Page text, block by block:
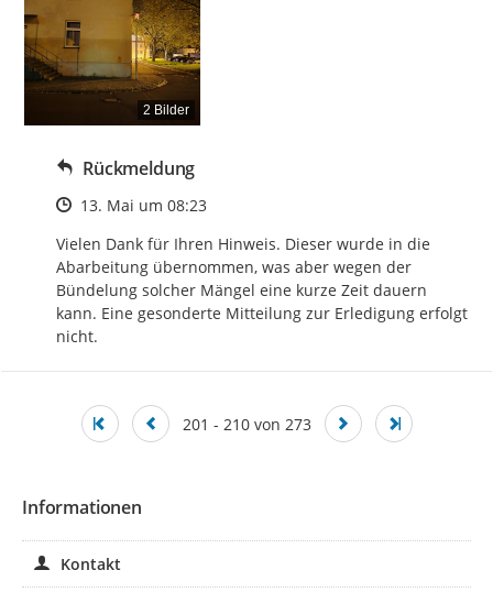
2 Bilder
Rückmeldung
Zeitpunkt des Erstellens
13. Mai um 08:23
Vielen Dank für Ihren Hinweis. Dieser wurde in die
Abarbeitung übernommen, was aber wegen der
Bündelung solcher Mängel eine kurze Zeit dauern
kann. Eine gesonderte Mitteilung zur Erledigung erfolgt
nicht.
201 - 210 von 273
Informationen
Kontakt